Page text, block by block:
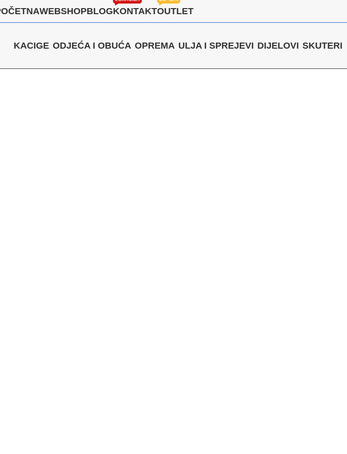
WEBSHOPBLOGKONTAKTOUTLET
KACIGE ODJEĆA I OBUĆA OPREMA ULJA I SPREJEVI DIJELOVI SKUTERI